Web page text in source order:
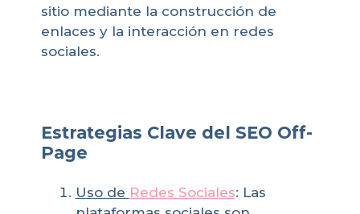
sitio mediante la construcción de
enlaces y la interacción en redes
sociales.
Estrategias Clave del SEO Off-
Page
Uso de Redes Sociales: Las